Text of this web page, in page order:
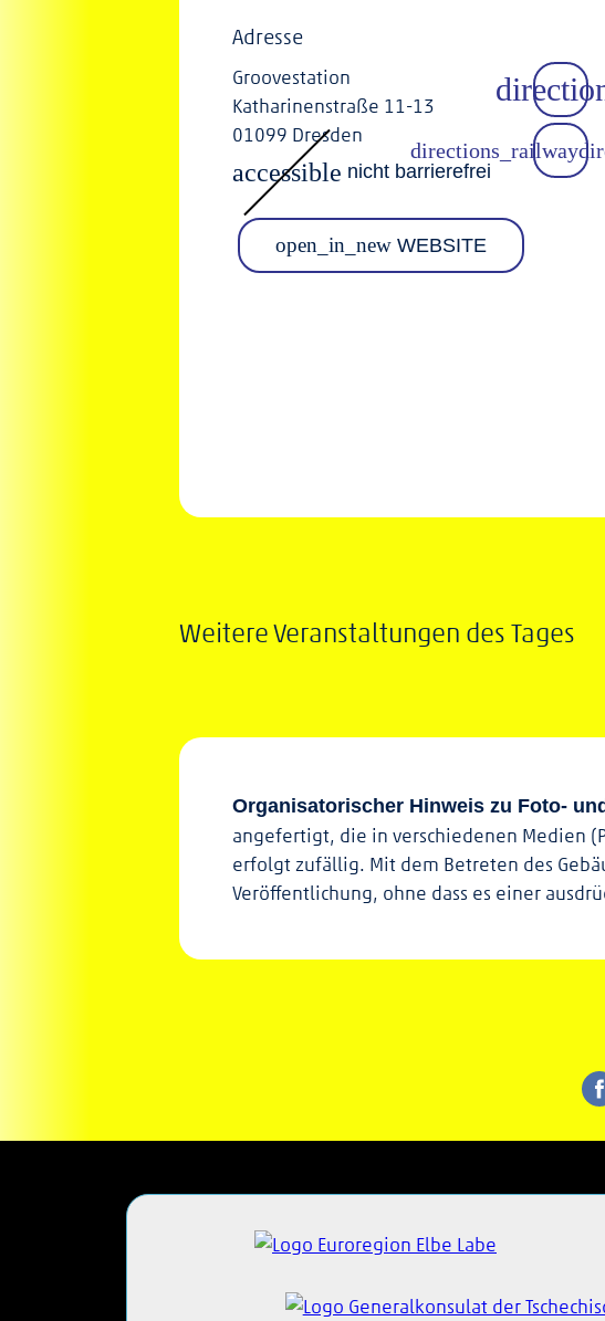
Adresse
Groovestation
Katharinenstraße 11-13
01099 Dresden
accessible nicht barrierefrei
open_in_new WEBSITE
Weitere Veranstaltungen des Tages
Organisatorischer Hinweis zu Foto-
angefertigt, die in verschiedenen Medien
erfolgt zufällig. Mit dem Betreten des
Veröffentlichung, ohne dass es einer